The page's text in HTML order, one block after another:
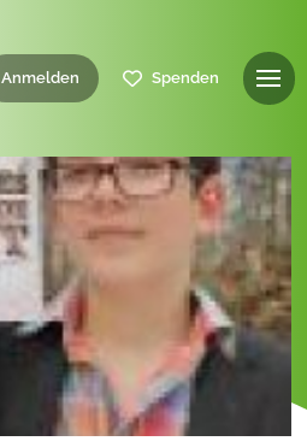
Anmelden Spenden